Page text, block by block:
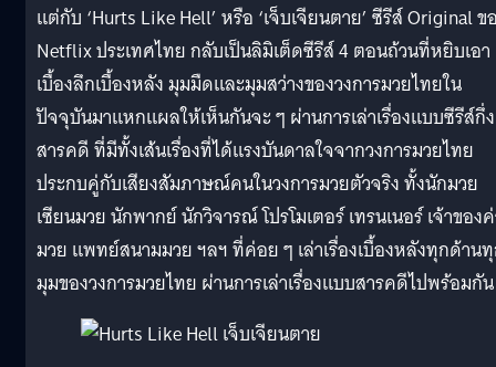
แต่กับ ‘Hurts Like Hell’ หรือ ‘เจ็บเจียนตาย’ ซีรีส์ Original ข
Netflix ประเทศไทย กลับเป็นลิมิเต็ดซีรีส์ 4 ตอนถ้วนที่หยิบเอา
เบื้องลึกเบื้องหลัง มุมมืดและมุมสว่างของวงการมวยไทยใน
ปัจจุบันมาแหกแผลให้เห็นกันจะ ๆ ผ่านการเล่าเรื่องแบบซีรีส์กึ่ง
สารคดี ที่มีทั้งเส้นเรื่องที่ได้แรงบันดาลใจจากวงการมวยไทย
ประกบคู่กับเสียงสัมภาษณ์คนในวงการมวยตัวจริง ทั้งนักมวย
เซียนมวย นักพากย์ นักวิจารณ์ โปรโมเตอร์ เทรนเนอร์ เจ้าของ
มวย แพทย์สนามมวย ฯลฯ ที่ค่อย ๆ เล่าเรื่องเบื้องหลังทุกด้าน
มุมของวงการมวยไทย ผ่านการเล่าเรื่องแบบสารคดีไปพร้อมกัน